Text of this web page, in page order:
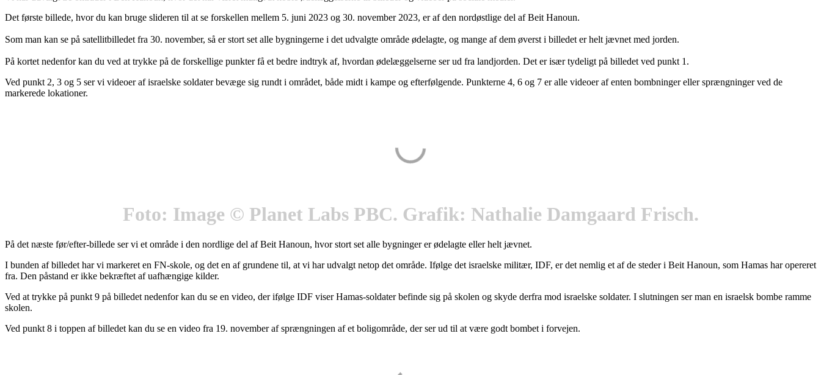
Det første billede, hvor du kan bruge slideren til at se forskellen mellem 5. juni 2023 og 30. november 2023, er af den nordøstlige del af Beit Hanoun.
Som man kan se på satellitbilledet fra 30. november, så er stort set alle bygningerne i det udvalgte område ødelagte, og mange af dem øverst i billedet er helt jævnet med jorden.
På kortet nedenfor kan du ved at trykke på de forskellige punkter få et bedre indtryk af, hvordan ødelæggelserne ser ud fra landjorden. Det er især tydeligt på billedet ved punkt 1.
Ved punkt 2, 3 og 5 ser vi videoer af israelske soldater bevæge sig rundt i området, både midt i kampe og efterfølgende. Punkterne 4, 6 og 7 er alle videoer af enten bombninger eller sprængninger ved de
markerede lokationer.
Foto: Image © Planet Labs PBC. Grafik: Nathalie Damgaard Frisch.
På det næste før/efter-billede ser vi et område i den nordlige del af Beit Hanoun, hvor stort set alle bygninger er ødelagte eller helt jævnet.
I bunden af billedet har vi markeret en FN-skole, og det en af grundene til, at vi har udvalgt netop det område. Ifølge det israelske militær, IDF, er det nemlig et af de steder i Beit Hanoun, som Hamas har opereret
fra. Den påstand er ikke bekræftet af uafhængige kilder.
Ved at trykke på punkt 9 på billedet nedenfor kan du se en video, der ifølge IDF viser Hamas-soldater befinde sig på skolen og skyde derfra mod israelske soldater. I slutningen ser man en israelsk bombe ramme
skolen.
Ved punkt 8 i toppen af billedet kan du se en video fra 19. november af sprængningen af et boligområde, der ser ud til at være godt bombet i forvejen.